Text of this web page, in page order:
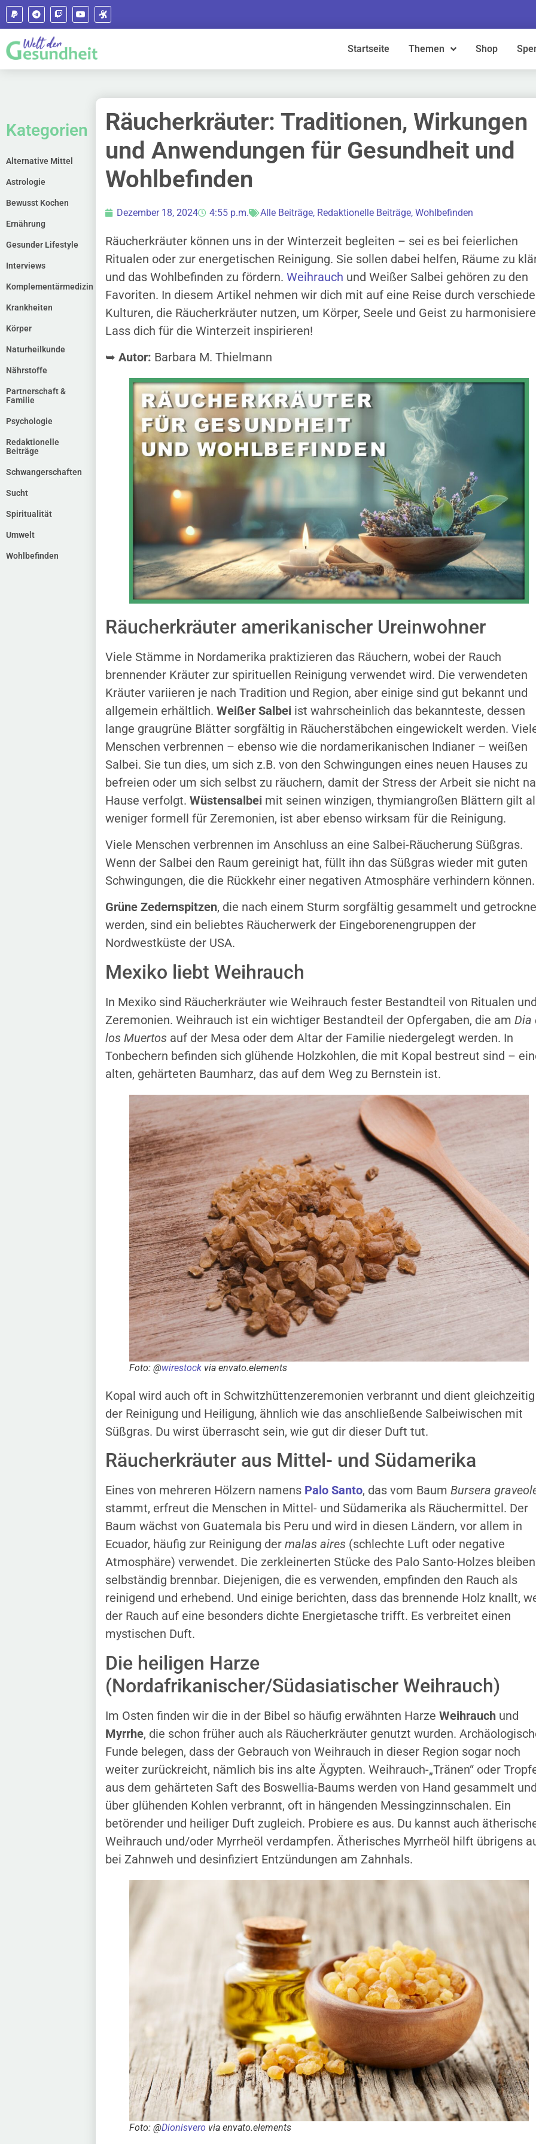
Startseite Themen Shop
Kategorien
Alternative Mittel
Astrologie
Bewusst Kochen
Ernährung
Gesunder Lifestyle
Interviews
Komplementärmedizin
Krankheiten
Körper
Naturheilkunde
Nährstoffe
Partnerschaft &
Familie
Psychologie
Redaktionelle
Beiträge
Schwangerschaften
Sucht
Spiritualität
Umwelt
Wohlbefinden
Räucherkräuter: Traditionen, Wirkungen
und Anwendungen für Gesundheit und
Wohlbefinden
Dezember 18, 2024 4:55 p.m. Alle Beiträge, Redaktionelle Beiträge, Wohlbefinden
Räucherkräuter können uns in der Winterzeit begleiten – sei es bei feierlichen
Ritualen oder zur energetischen Reinigung. Sie sollen dabei helfen, Räume zu
und das Wohlbefinden zu fördern. Weihrauch und Weißer Salbei gehören zu den
Favoriten. In diesem Artikel nehmen wir dich mit auf eine Reise durch
Kulturen, die Räucherkräuter nutzen, um Körper, Seele und Geist zu
Lass dich für die Winterzeit inspirieren!
➥ Autor: Barbara M. Thielmann
Räucherkräuter amerikanischer Ureinwohner
Viele Stämme in Nordamerika praktizieren das Räuchern, wobei der Rauch
brennender Kräuter zur spirituellen Reinigung verwendet wird. Die verwendeten
Kräuter variieren je nach Tradition und Region, aber einige sind gut bekannt und
allgemein erhältlich. Weißer Salbeiist wahrscheinlich das bekannteste, dessen
lange graugrüne Blätter sorgfältig in Räucherstäbchen eingewickelt werden.
Menschen verbrennen – ebenso wie die nordamerikanischen Indianer – weißen
Salbei. Sie tun dies, um sich z.B. von den Schwingungen eines neuen Hauses zu
befreien oder um sich selbst zu räuchern, damit der Stress der Arbeit sie nicht
Hause verfolgt. Wüstensalbei mit seinen winzigen, thymiangroßen Blättern gilt
weniger formell für Zeremonien, ist aber ebenso wirksam für die Reinigung.
Viele Menschen verbrennen im Anschluss an eine Salbei-Räucherung Süßgras.
Wenn der Salbei den Raum gereinigt hat, füllt ihn das Süßgras wieder mit guten
Schwingungen, die die Rückkehr einer negativen Atmosphäre verhindern können.
Grüne Zedernspitzen, die nach einem Sturm sorgfältig gesammelt und
werden, sind ein beliebtes Räucherwerk der Eingeborenengruppen der
Nordwestküste der USA.
Mexiko liebt Weihrauch
In Mexiko sind Räucherkräuter wie Weihrauch fester Bestandteil von Ritualen und
Zeremonien. Weihrauch ist ein wichtiger Bestandteil der Opfergaben, die am Dia
los Muertos auf der Mesa oder dem Altar der Familie niedergelegt werden. In
Tonbechern befinden sich glühende Holzkohlen, die mit Kopal bestreut sind –
alten, gehärteten Baumharz, das auf dem Weg zu Bernstein ist.
Foto: @wirestockvia envato.elements
Kopal wird auch oft in Schwitzhüttenzeremonien verbrannt und dient gleichzeitig
der Reinigung und Heiligung, ähnlich wie das anschließende Salbeiwischen mit
Süßgras. Du wirst überrascht sein, wie gut dir dieser Duft tut.
Räucherkräuter aus Mittel- und Südamerika
Eines von mehreren Hölzern namens Palo Santo, das vom Baum Bursera
stammt, erfreut die Menschen in Mittel- und Südamerika als Räuchermittel. Der
Baum wächst von Guatemala bis Peru und wird in diesen Ländern, vor allem in
Ecuador, häufig zur Reinigung der malas aires (schlechte Luft oder negative
Atmosphäre) verwendet. Die zerkleinerten Stücke des Palo Santo-Holzes bleiben
selbständig brennbar. Diejenigen, die es verwenden, empfinden den Rauch als
reinigend und erhebend. Und einige berichten, dass das brennende Holz knallt,
der Rauch auf eine besonders dichte Energietasche trifft. Es verbreitet einen
mystischen Duft.
Die heiligen Harze
(Nordafrikanischer/Südasiatischer Weihrauch)
Im Osten finden wir die in der Bibel so häufig erwähnten Harze Weihrauchund
Myrrhe, die schon früher auch als Räucherkräuter genutzt wurden.
Funde belegen, dass der Gebrauch von Weihrauch in dieser Region sogar noch
weiter zurückreicht, nämlich bis ins alte Ägypten. Weihrauch-„Tränen“ oder
aus dem gehärteten Saft des Boswellia-Baums werden von Hand gesammelt und
über glühenden Kohlen verbrannt, oft in hängenden Messingzinnschalen. Ein
betörender und heiliger Duft zugleich. Probiere es aus. Du kannst auch
Weihrauch und/oder Myrrheöl verdampfen. Ätherisches Myrrheöl hilft übrigens
bei Zahnweh und desinfiziert Entzündungen am Zahnhals.
Foto: @Dionisvero via envato.elements